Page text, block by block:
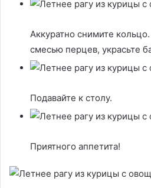
Аккуратно снимите
смесью перцев, украсьте
Подавайте к столу.
Приятного аппетита!